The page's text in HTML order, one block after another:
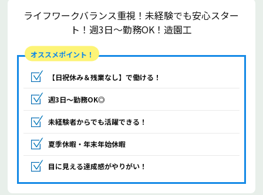
ライフワークバランス重視！未経験でも安心スター
ト！週3日～勤務OK！造園工
オススメポイント！
【日祝休み＆残業なし】で働ける！
週3日～勤務OK◎
未経験者からでも活躍できる！
夏季休暇・年末年始休暇
目に見える達成感がやりがい！